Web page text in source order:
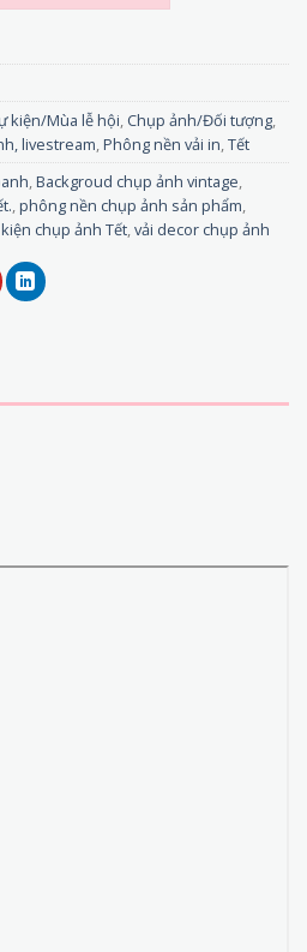
kiện/Mùa lễ hội, Chụp ảnh/Đối tượng,
livestream,Phông nền vải in,Tết
,Backgroud chụp ảnh vintage,
,phông nền chụp ảnh sản phẩm,
chụp ảnh Tết,vải decor chụp ảnh